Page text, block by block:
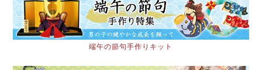
端午の節句手作りキット